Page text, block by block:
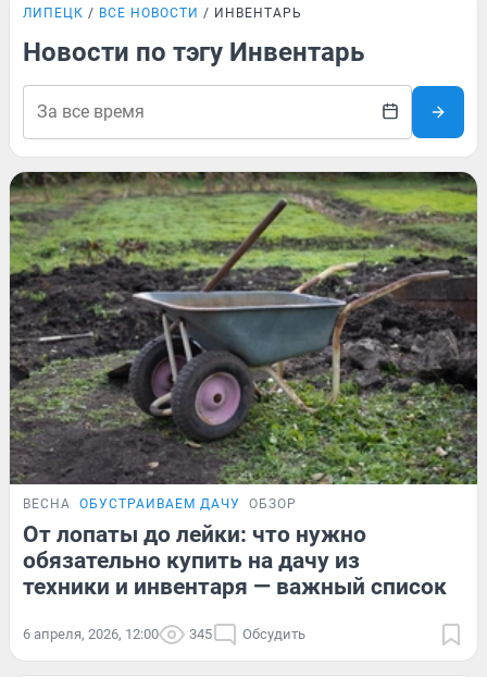
ЛИПЕЦК ВСЕ НОВОСТИ ИНВЕНТАРЬ
Новости по тэгу Инвентарь
ВЕСНА ОБУСТРАИВАЕМ ДАЧУ ОБЗОР
От лопаты до лейки: что нужно
обязательно купить на дачу из
техники и инвентаря — важный список
6 апреля, 2026, 12:00 345 Обсудить